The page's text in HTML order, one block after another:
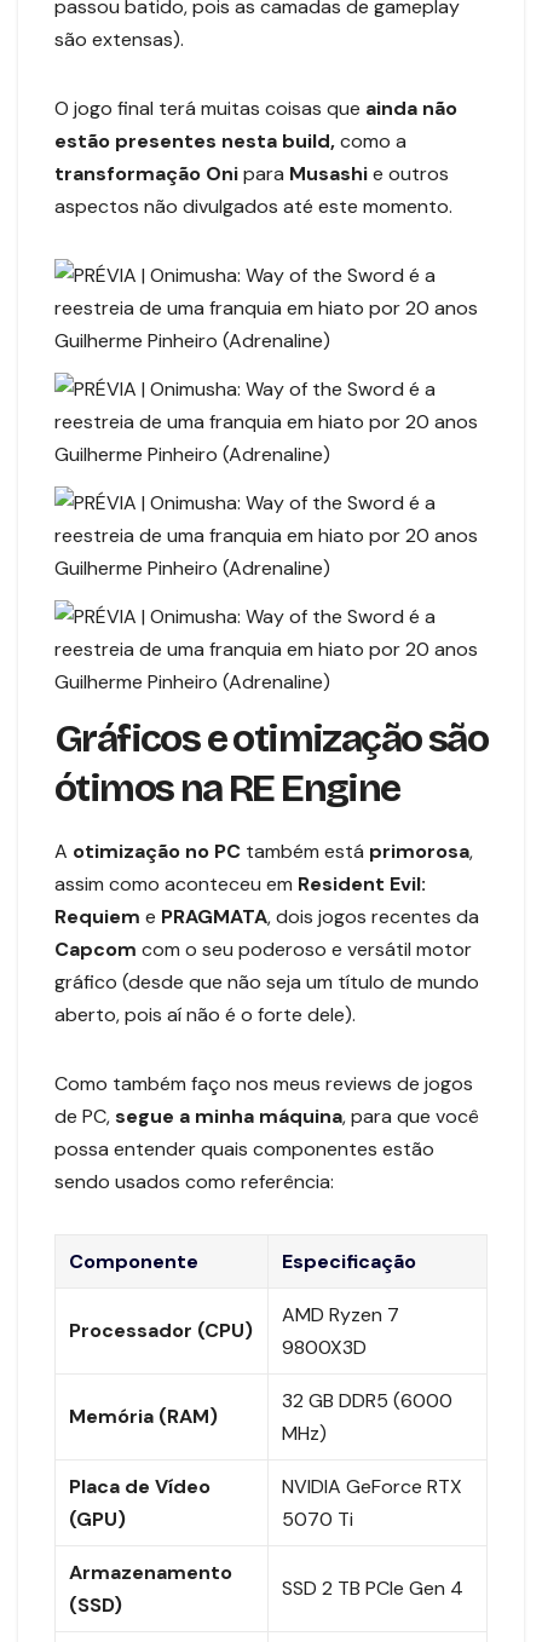
passou batido, pois as camadas de gameplay
são extensas).
O jogo final terá muitas coisas que ainda não
estão presentes nesta build,como a
transformação Onipara Musashie outros
aspectos não divulgados até este momento.
Guilherme Pinheiro (Adrenaline)
Guilherme Pinheiro (Adrenaline)
Guilherme Pinheiro (Adrenaline)
Guilherme Pinheiro (Adrenaline)
Gráficos e otimização são
ótimos na RE Engine
A otimização no PC também está primorosa,
assim como aconteceu em Resident Evil:
Requiem e PRAGMATA, dois jogos recentes da
Capcom com o seu poderoso e versátil motor
gráfico (desde que não seja um título de mundo
aberto, pois aí não é o forte dele).
Como também faço nos meus reviews de jogos
de PC,segue a minha máquina, para que você
possa entender quais componentes estão
sendo usados como referência:
Componente Especificação
Processador (CPU)
AMD Ryzen 7
9800X3D
Memória (RAM)
32 GB DDR5 (6000
MHz)
Placa de Vídeo
(GPU)
NVIDIA GeForce RTX
5070 Ti
Armazenamento
(SSD)
SSD 2 TB PCIe Gen 4